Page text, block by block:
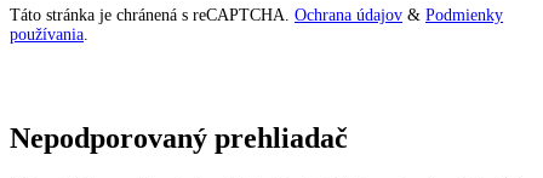
Táto stránka je chránená s reCAPTCHA. Ochrana údajov & Podmienky
používania.
Nepodporovaný prehliadač